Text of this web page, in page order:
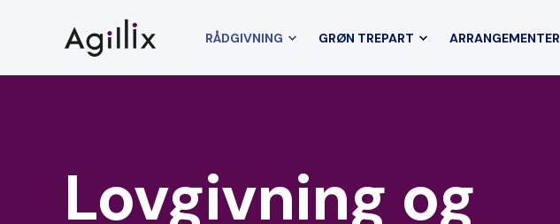
RÅDGIVNING GRØN TREPART ARRANGEMENTER
Lovgivning og